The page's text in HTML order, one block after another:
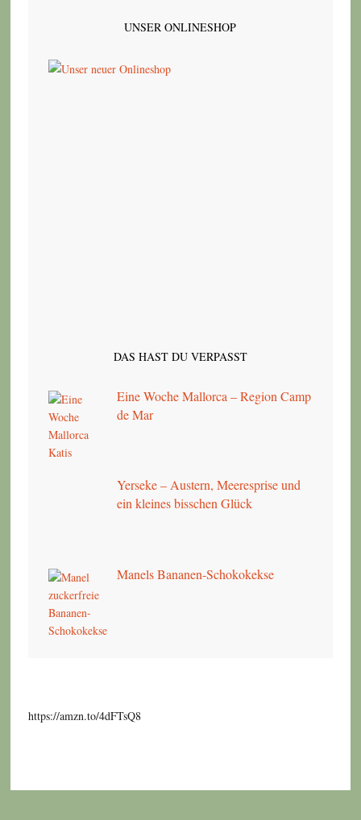
UNSER ONLINESHOP
DAS HAST DU VERPASST
Eine Woche Mallorca – Region Camp
de Mar
Yerseke – Austern, Meeresprise und
ein kleines bisschen Glück
Manels Bananen-Schokokekse
https://amzn.to/4dFTsQ8